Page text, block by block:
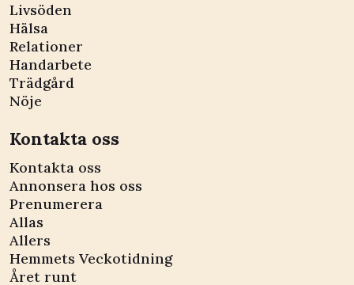
Livsöden
Hälsa
Relationer
Handarbete
Trädgård
Nöje
Kontakta oss
Kontakta oss
Annonsera hos oss
Prenumerera
Allas
Allers
Hemmets Veckotidning
Året runt